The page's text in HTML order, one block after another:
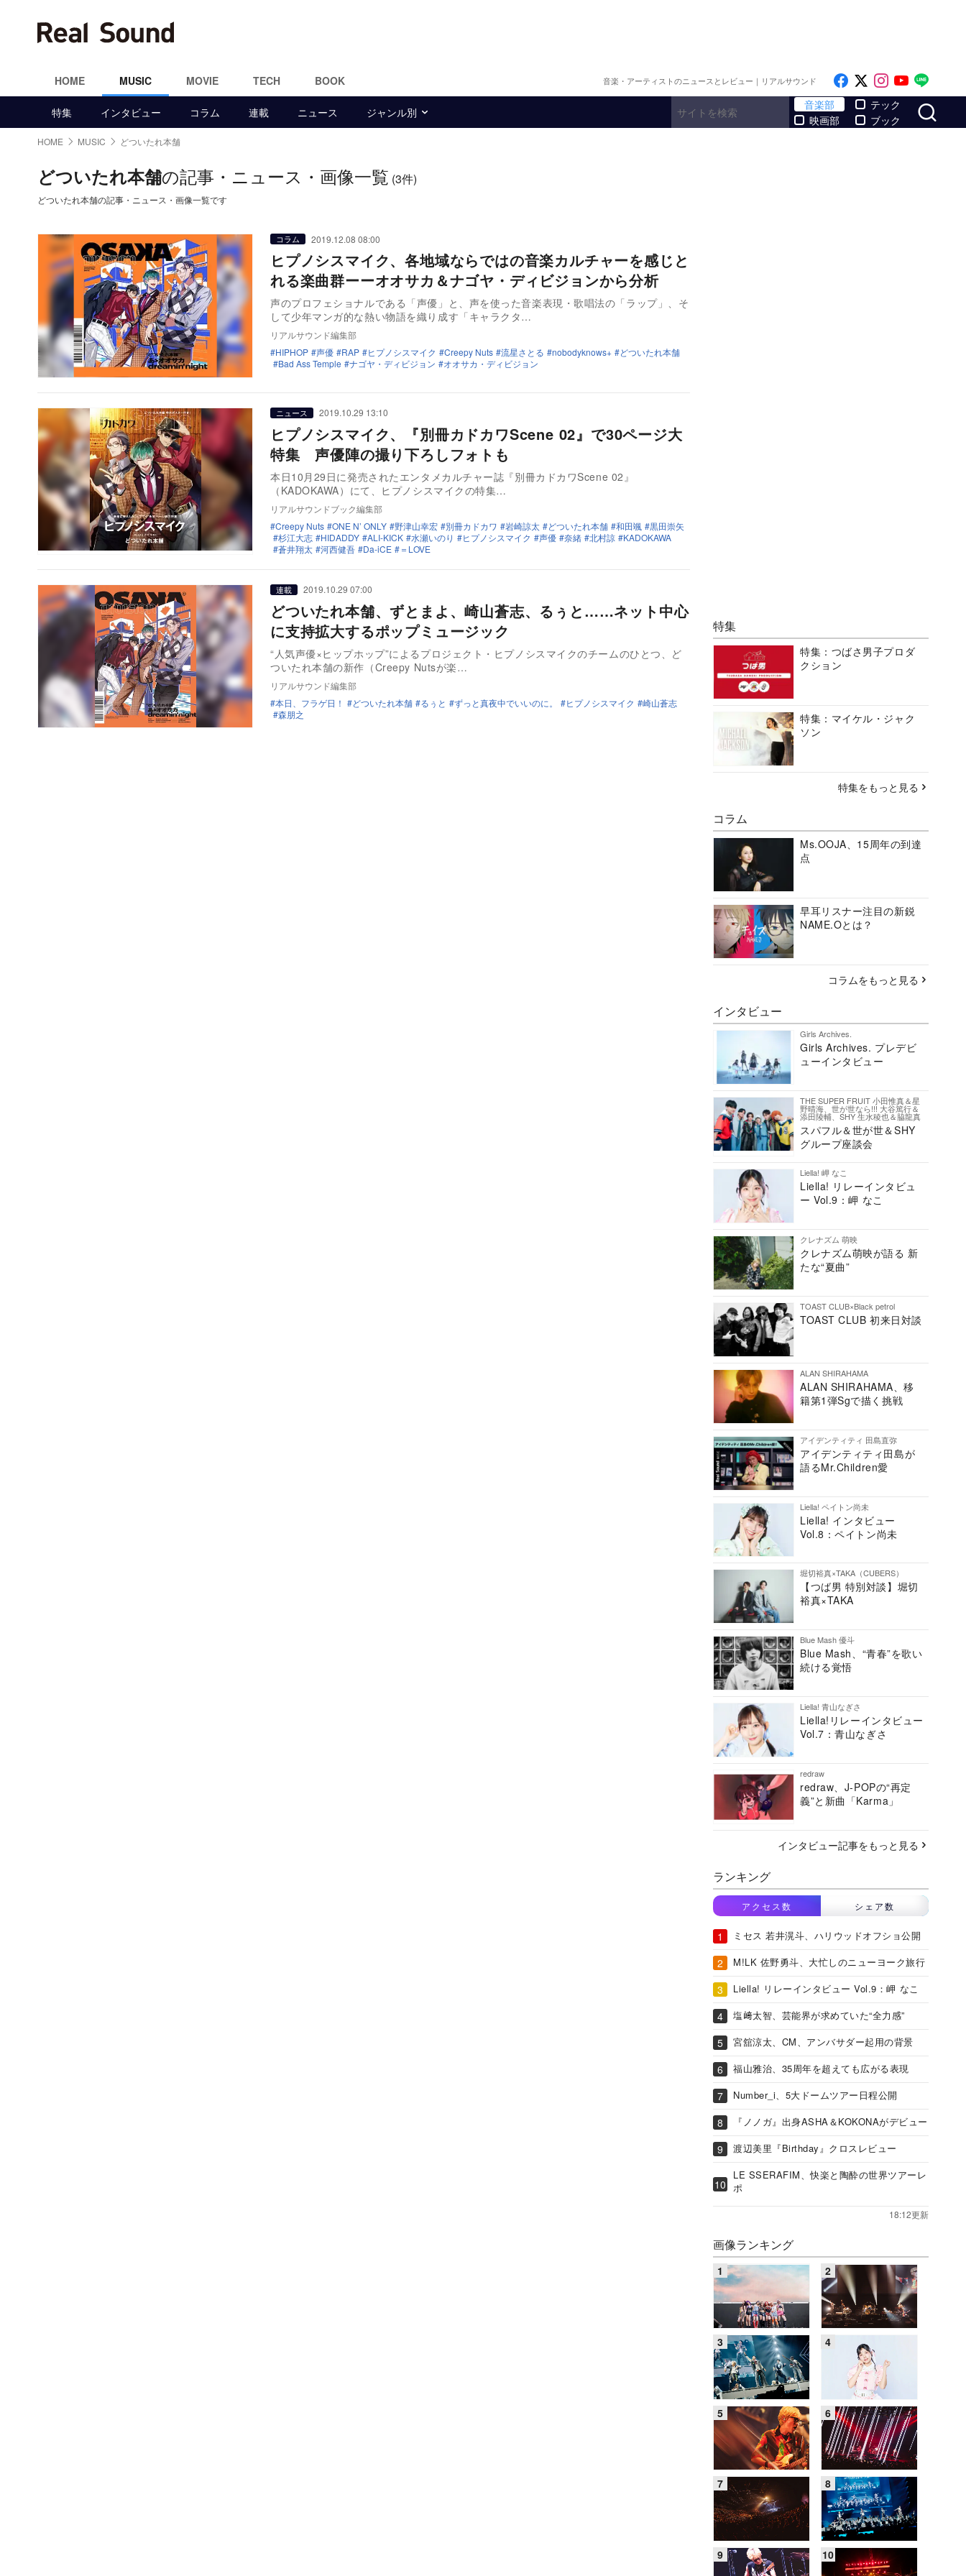
HOME MUSIC MOVIE TECH BOOK 音楽・アーティストのニュースとレビュー｜リアルサウンド Like on Facebook
Follow on x
Follow on
Follow
特集 インタビュー コラム 連載 ニュース ジャンル別
音楽部
映画部
テック
ブック
HOME MUSIC どついたれ本舗
どついたれ本舗の記事・ニュース・画像一覧 (3件)
どついたれ本舗の記事・ニュース・画像一覧です
コラム 2019.12.08 08:00
ヒプノシスマイク、各地域ならではの音楽カルチャーを感じと
れる楽曲群ーーオオサカ＆ナゴヤ・ディビジョンから分析
声のプロフェショナルである「声優」と、声を使った音楽表現・歌唱法の「ラップ」、そ
して少年マンガ的な熱い物語を織り成す「キャラクタ…
リアルサウンド編集部
HIPHOP
声優 RAP ヒプノシスマイク Creepy Nuts 流星さとる nobodyknows+
どついたれ本舗
Bad Ass Temple
ナゴヤ・ディビジョン オオサカ・ディビジョン
ニュース 2019.10.29 13:10
ヒプノシスマイク、『別冊カドカワScene 02』で30ページ大
特集 声優陣の撮り下ろしフォトも
本日10月29日に発売されたエンタメカルチャー誌『別冊カドカワScene 02』
（KADOKAWA）にて、ヒプノシスマイクの特集…
リアルサウンドブック編集部
Creepy Nuts
ONE N’ ONLY 野津山幸宏 別冊カドカワ 岩崎諒太 どついたれ本舗 和田颯
黒田崇矢
杉江大志
HIDADDY ALI-KICK 水瀬いのり ヒプノシスマイク 声優 奈緒 北村諒
KADOKAWA
蒼井翔太
河西健吾 Da-iCE ＝LOVE
連載 2019.10.29 07:00
どついたれ本舗、ずとまよ、崎山蒼志、るぅと……ネット中心
に支持拡大するポップミュージック
“人気声優×ヒップホップ”によるプロジェクト・ヒプノシスマイクのチームのひとつ、ど
ついたれ本舗の新作（Creepy Nutsが楽…
リアルサウンド編集部
本日、フラゲ日！
どついたれ本舗 るぅと ずっと真夜中でいいのに。 ヒプノシスマイク
崎山蒼志
森朋之
特集
特集：つばさ男子プロダ
クション
特集：マイケル・ジャク
ソン
特集をもっと見る
コラム
Ms.OOJA、15周年の到達
点
早耳リスナー注目の新鋭
NAME.Oとは？
コラムをもっと見る
インタビュー
Girls Archives.
Girls Archives. プレデビ
ューインタビュー
THE SUPER FRUIT 小田惟真＆星
野晴海、世が世なら!!! 大谷篤行＆
添田陵輔、SHY 生水稜也＆脇龍真
スパフル＆世が世＆SHY
グループ座談会
Liella! 岬 なこ
Liella! リレーインタビュ
ー Vol.9：岬 なこ
クレナズム 萌映
クレナズム萌映が語る 新
たな“夏曲”
TOAST CLUB×Black petrol
TOAST CLUB 初来日対談
ALAN SHIRAHAMA
ALAN SHIRAHAMA、移
籍第1弾Sgで描く挑戦
アイデンティティ 田島直弥
アイデンティティ田島が
語るMr.Children愛
Liella! ペイトン尚未
Liella! インタビュー
Vol.8：ペイトン尚未
堀切裕真×TAKA（CUBERS）
【つば男 特別対談】堀切
裕真×TAKA
Blue Mash 優斗
Blue Mash、“青春”を歌い
続ける覚悟
Liella! 青山なぎさ
Liella!リレーインタビュー
Vol.7：青山なぎさ
redraw
redraw、J-POPの“再定
義”と新曲「Karma」
インタビュー記事をもっと見る
ランキング
アクセス数 シェア数
ミセス 若井滉斗、ハリウッドオフショ公開
M!LK 佐野勇斗、大忙しのニューヨーク旅行
Liella! リレーインタビュー Vol.9：岬 なこ
塩﨑太智、芸能界が求めていた“全力感”
宮舘涼太、CM、アンバサダー起用の背景
福山雅治、35周年を超えても広がる表現
Number_i、5大ドームツアー日程公開
『ノノガ』出身ASHA＆KOKONAがデビュー
渡辺美里『Birthday』クロスレビュー
LE SSERAFIM、快楽と陶酔の世界ツアーレ
ポ
18:12更新
画像ランキング